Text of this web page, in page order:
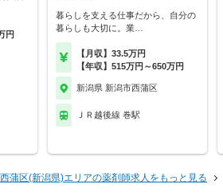
円
暮らしを支える仕事だから、自分の
暮らしも大切に。業…
【月収】33.5万円
【年収】515万円～650万円
新潟県 新潟市西蒲区
ＪＲ越後線 巻駅
蒲区(新潟県)エリアの薬剤師求人をもっと見る